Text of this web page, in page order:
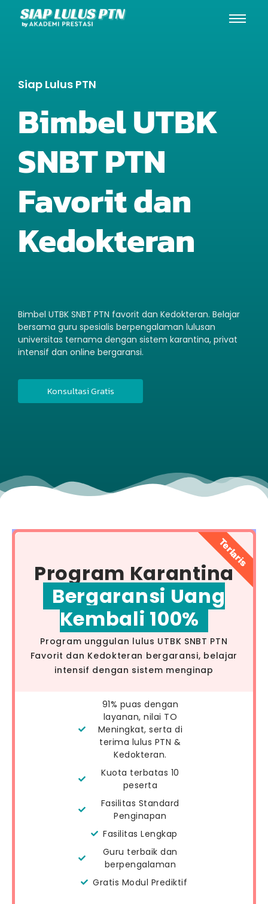
Siap Lulus PTN
Bimbel UTBK
SNBT PTN
Favorit dan
Kedokteran
Bimbel UTBK SNBT PTN favorit dan Kedokteran. Belajar
bersama guru spesialis berpengalaman lulusan
universitas ternama dengan sistem karantina, privat
intensif dan online bergaransi.
Konsultasi Gratis
Program Karantina
Bergaransi Uang
Kembali 100%
Program unggulan lulus UTBK SNBT PTN
Favorit dan Kedokteran bergaransi, belajar
intensif dengan sistem menginap
91% puas dengan
layanan, nilai TO
Meningkat, serta di
terima lulus PTN &
Kedokteran.
Kuota terbatas 10
peserta
Fasilitas Standard
Penginapan
Fasilitas Lengkap
Guru terbaik dan
berpengalaman
Gratis Modul Prediktif
Terlaris